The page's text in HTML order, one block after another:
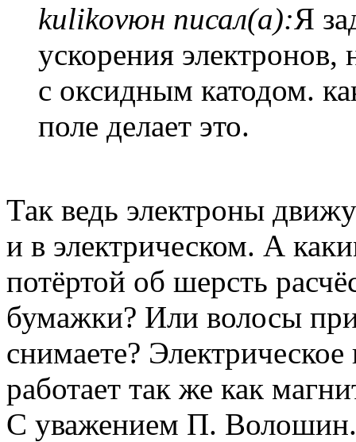
kulikovюн писал(а):Я
ускорения
с оксидным катодом.
поле делает это.
Так ведь электроны
и в электрическом. А
потёртой об шерсть
бумажки? Или волосы
снимаете?
работает так же как
С уважением П. Волошин.